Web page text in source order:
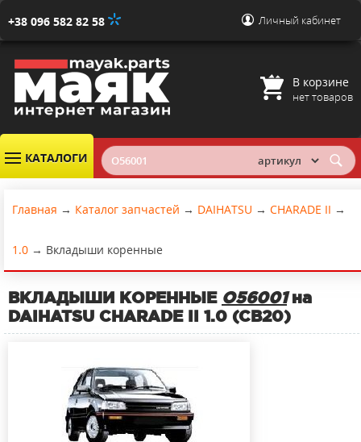
+38 096 582 82 58 Личный кабинет
В корзине
нет товаров
КАТАЛОГИ
Главная → Каталог запчастей → DAIHATSU → CHARADE II →
1.0 → Вкладыши коренные
ВКЛАДЫШИ КОРЕННЫЕ O56001на
DAIHATSU CHARADE II 1.0 (CB20)